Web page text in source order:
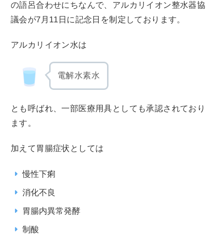
の語呂合わせにちなんで、アルカリイオン整水器協
議会が7月11日に記念日を制定しております。
アルカリイオン水は
電解水素水
とも呼ばれ、一部医療用具としても承認されており
ます。
加えて胃腸症状としては
慢性下痢
消化不良
胃腸内異常発酵
制酸